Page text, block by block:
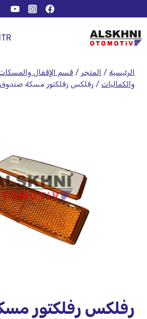
TR
الرئيسية / المتجر / قسم الإقفال
والكماليات / رفلكس رفلكتور مسكة صندوق
رفلكس رفلكتور